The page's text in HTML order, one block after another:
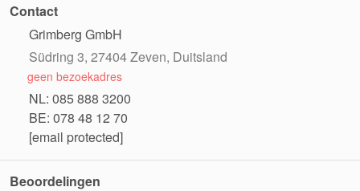
Contact
Grimberg GmbH
Südring 3, 27404 Zeven, Duitsland
geen bezoekadres
NL: 085 888 3200
BE: 078 48 12 70
[email protected]
Beoordelingen